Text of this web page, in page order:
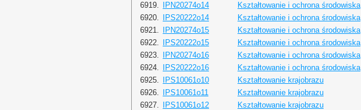
6919.
IPN20274o14 Kształtowanie i ochrona środowiska
6920.
IPS20222o14 Kształtowanie i ochrona środowiska
6921.
IPN20274o15 Kształtowanie i ochrona środowiska
6922.
IPS20222o15 Kształtowanie i ochrona środowiska
6923.
IPN20274o16 Kształtowanie i ochrona środowiska
6924.
IPS20222o16 Kształtowanie i ochrona środowiska
6925.
IPS10061o10 Kształtowanie krajobrazu
6926.
IPS10061o11 Kształtowanie krajobrazu
6927.
IPS10061o12 Kształtowanie krajobrazu